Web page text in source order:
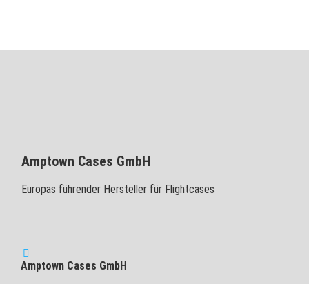
Amptown Cases GmbH
Europas führender Hersteller für Flightcases
Amptown Cases GmbH